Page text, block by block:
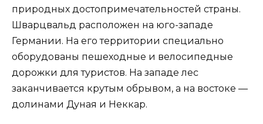
природных достопримечательностей страны.
Шварцвальд расположен на юго-западе
Германии. На его территории специально
оборудованы пешеходные и велосипедные
дорожки для туристов. На западе лес
заканчивается крутым обрывом, а на востоке —
долинами Дуная и Неккар.